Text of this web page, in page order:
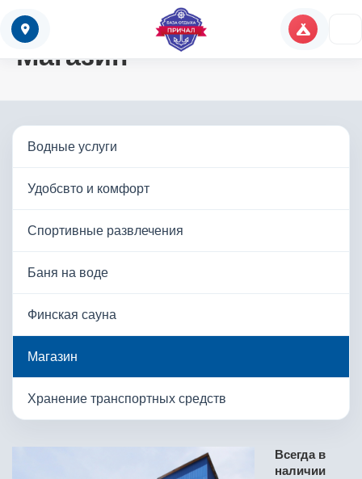
Главная
Магазин
Водные услуги
Удобсвто и комфорт
Спортивные развлечения
Баня на воде
Финская сауна
Магазин
Хранение транспортных средств
Всегда в
наличии